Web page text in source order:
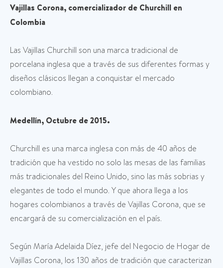
Vajillas Corona, comercializador de Churchill en
Colombia
Las Vajillas Churchill son una marca tradicional de
porcelana inglesa que a través de sus diferentes formas y
diseños clásicos llegan a conquistar el mercado
colombiano.
Medellín, Octubre de 2015.
Churchill es una marca inglesa con más de 40 años de
tradición que ha vestido no solo las mesas de las familias
más tradicionales del Reino Unido, sino las más sobrias y
elegantes de todo el mundo. Y que ahora llega a los
hogares colombianos a través de Vajillas Corona, que se
encargará de su comercialización en el país.
Según María Adelaida Díez, jefe del Negocio de Hogar de
Vajillas Corona, los 130 años de tradición que caracterizan